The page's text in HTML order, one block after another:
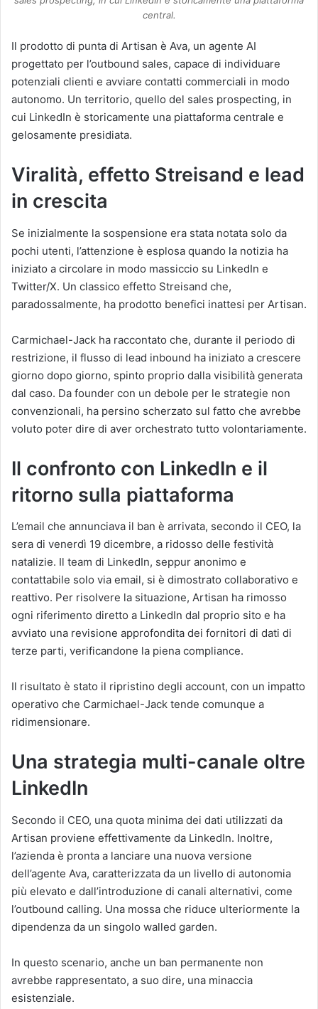
central.
Il prodotto di punta di Artisan è Ava, un agente AI
progettato per l’outbound sales, capace di individuare
potenziali clienti e avviare contatti commerciali in modo
autonomo. Un territorio, quello del sales prospecting, in
cui LinkedIn è storicamente una piattaforma centrale e
gelosamente presidiata.
Viralità, effetto Streisand e lead
in crescita
Se inizialmente la sospensione era stata notata solo da
pochi utenti, l’attenzione è esplosa quando la notizia ha
iniziato a circolare in modo massiccio su LinkedIn e
Twitter/X. Un classico effetto Streisand che,
paradossalmente, ha prodotto benefici inattesi per Artisan.
Carmichael-Jack ha raccontato che, durante il periodo di
restrizione, il flusso di lead inbound ha iniziato a crescere
giorno dopo giorno, spinto proprio dalla visibilità generata
dal caso. Da founder con un debole per le strategie non
convenzionali, ha persino scherzato sul fatto che avrebbe
voluto poter dire di aver orchestrato tutto volontariamente.
Il confronto con LinkedIn e il
ritorno sulla piattaforma
L’email che annunciava il ban è arrivata, secondo il CEO, la
sera di venerdì 19 dicembre, a ridosso delle festività
natalizie. Il team di LinkedIn, seppur anonimo e
contattabile solo via email, si è dimostrato collaborativo e
reattivo. Per risolvere la situazione, Artisan ha rimosso
ogni riferimento diretto a LinkedIn dal proprio sito e ha
avviato una revisione approfondita dei fornitori di dati di
terze parti, verificandone la piena compliance.
Il risultato è stato il ripristino degli account, con un impatto
operativo che Carmichael-Jack tende comunque a
ridimensionare.
Una strategia multi-canale oltre
LinkedIn
Secondo il CEO, una quota minima dei dati utilizzati da
Artisan proviene effettivamente da LinkedIn. Inoltre,
l’azienda è pronta a lanciare una nuova versione
dell’agente Ava, caratterizzata da un livello di autonomia
più elevato e dall’introduzione di canali alternativi, come
l’outbound calling. Una mossa che riduce ulteriormente la
dipendenza da un singolo walled garden.
In questo scenario, anche un ban permanente non
avrebbe rappresentato, a suo dire, una minaccia
esistenziale.